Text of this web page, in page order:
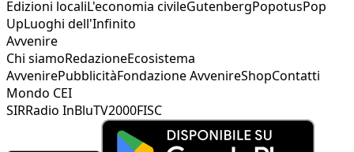
Edizioni localiL'economia civileGutenbergPopotusPop
UpLuoghi dell'Infinito
Avvenire
Chi siamoRedazioneEcosistema
AvvenirePubblicitàFondazione AvvenireShopContatti
Mondo CEI
SIRRadio InBluTV2000FISC